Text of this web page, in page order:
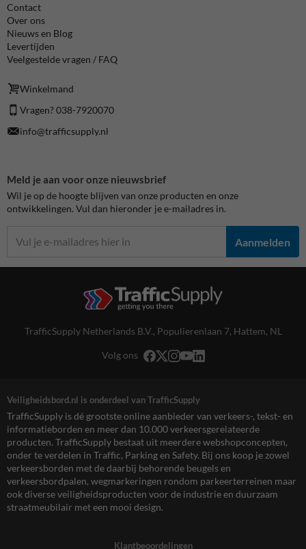
Contact
Over ons
Nieuws en Blog
Levertijden
Veelgestelde vragen / FAQ
Winkelmand
Vragen? 038-7920070
info@trafficsupply.nl
Meld je aan voor onze nieuwsbrief
Wil je op de hoogte blijven van onze producten en onze
ontwikkelingen. Vul dan hieronder je e-mailadres in.
Aanmelden
TrafficSupply Netherlands B.V., Populierenlaan 7, Hattem, NL
Volg ons
Veiligheidsbord.nl is onderdeel van TrafficSupply
TrafficSupply is dé grootste online aanbieder van verkeers-, tekst- en
informatieborden en meer dan 10.000 verkeersgerelateerde
producten. TrafficSupply bestaat uit meerdere webshopconcepten,
onder te verdelen in Traffic, Parking en Safety. Bij ons koop je zowel
verkeersborden met de daarbij behorende beugels en
verkeersbordpalen, wegmarkeringen rondom parkeerterreinen maar
ook diverse veiligheidsproducten voor de industrie en duurzaam
straatmeubilair met een mooi design.
Klantbeoordelingen